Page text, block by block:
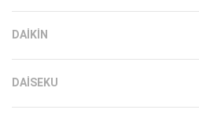
DAIKIN
DAISEKU